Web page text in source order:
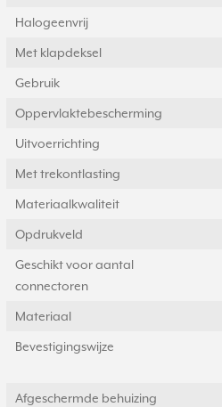
Halogeenvrij
Met klapdeksel
Gebruik
Oppervlaktebescherming
Uitvoerrichting
Met trekontlasting
Materiaalkwaliteit
Opdrukveld
Geschikt voor aantal
connectoren
Materiaal
Bevestigingswijze
Afgeschermde behuizing